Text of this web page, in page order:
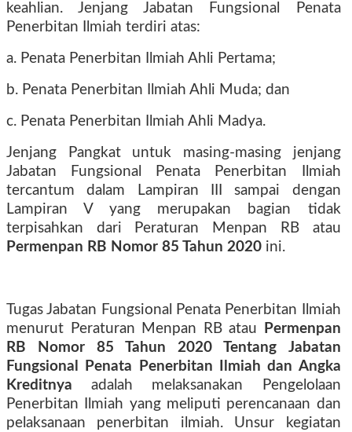
keahlian. Jenjang Jabatan Fungsional Penata
Penerbitan Ilmiah terdiri atas:
a. Penata Penerbitan Ilmiah Ahli Pertama;
b. Penata Penerbitan Ilmiah Ahli Muda; dan
c. Penata Penerbitan Ilmiah Ahli Madya.
Jenjang Pangkat untuk masing-masing jenjang
Jabatan Fungsional Penata Penerbitan Ilmiah
tercantum dalam Lampiran III sampai dengan
Lampiran V yang merupakan bagian tidak
terpisahkan dari Peraturan Menpan RB atau
Permenpan RB Nomor 85 Tahun 2020 ini.
Tugas Jabatan Fungsional Penata Penerbitan Ilmiah
menurut Peraturan Menpan RB atau
Permenpan
RB Nomor 85 Tahun 2020 Tentang Jabatan
Fungsional Penata Penerbitan Ilmiah dan Angka
Kreditnya adalah melaksanakan Pengelolaan
Penerbitan Ilmiah yang meliputi perencanaan dan
pelaksanaan penerbitan ilmiah. Unsur kegiatan